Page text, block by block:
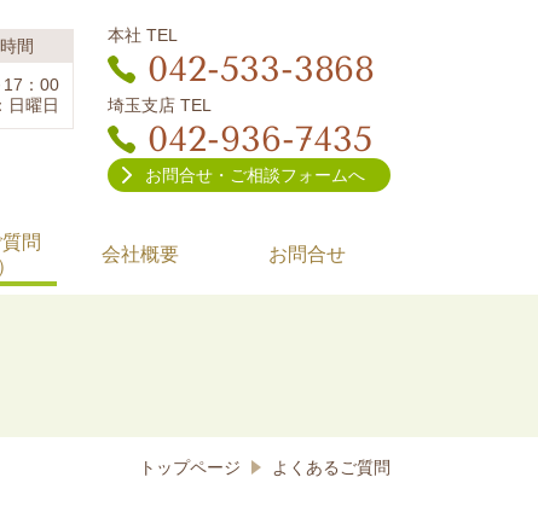
間
：00
日曜日
本社 TEL
042-533-3868
埼玉支店 TEL
042-936-7435
お問合せ・ご相談フォームへ
問
会社概要 お問合せ
トップページ よくあるご質問